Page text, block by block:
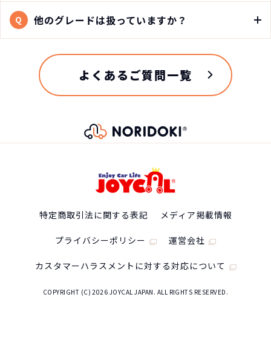
Q 他のグレードは扱っていますか？
よくあるご質問一覧
特定商取引法に関する表記 メディア掲載情報
プライバシーポリシー 運営会社
カスタマーハラスメントに対する対応について
COPYRIGHT (C) 2026 JOYCAL JAPAN. ALL RIGHTS RESERVED.